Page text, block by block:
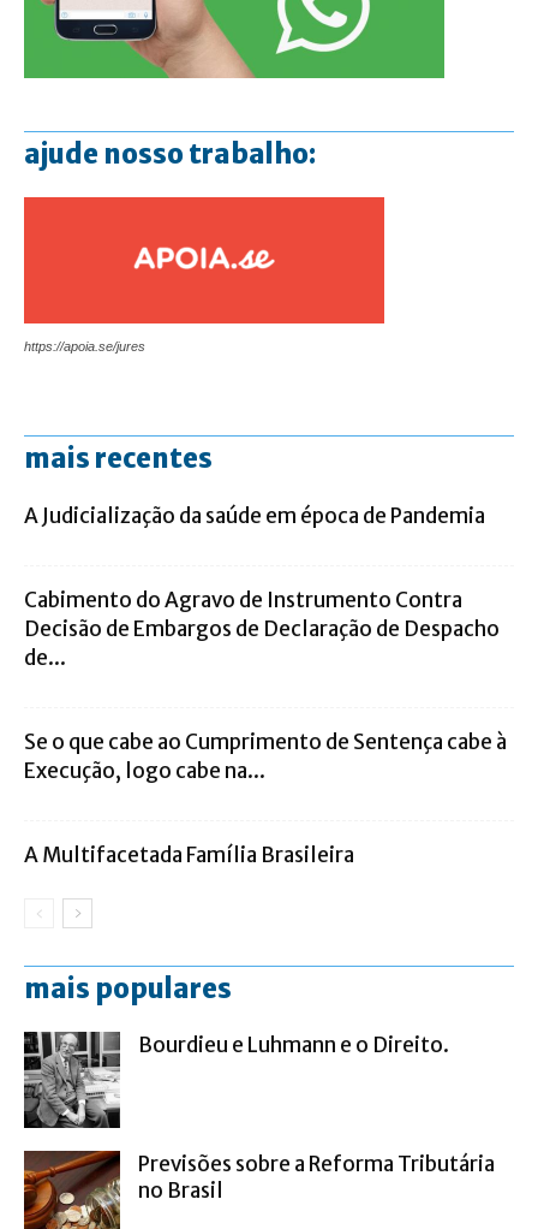
ajude nosso trabalho:
https://apoia.se/jures
mais recentes
A Judicialização da saúde em época de Pandemia
Cabimento do Agravo de Instrumento Contra
Decisão de Embargos de Declaração de Despacho
de...
Se o que cabe ao Cumprimento de Sentença cabe à
Execução, logo cabe na...
A Multifacetada Família Brasileira
mais populares
Bourdieu e Luhmann e o Direito.
Previsões sobre a Reforma Tributária
no Brasil